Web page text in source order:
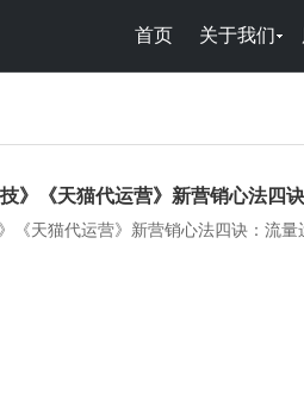
首页 关于我们
技》《天猫代运营》新营销心法
《天猫代运营》新营销心法四诀：流